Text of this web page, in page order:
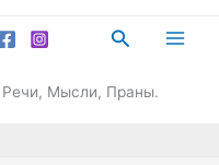
Поиск
Речи, Мысли, Праны.